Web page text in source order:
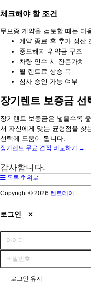
체크해야 할 조건
무보증 계약을 검토할 때는 다
계약 종료 후 추가 정산
중도해지 위약금 구조
차량 인수 시 잔존가치
월 렌트료 상승 폭
심사 승인 가능 여부
장기렌트 보증금 선
장기렌트 보증금은 넣을수록
서 자신에게 맞는 균형점을 찾
선택에 도움이 됩니다.
장기렌트 무료 견적 비교하기 →
감사합니다.
목록 위로
Copyright © 2026 렌트데이
로그인
로그인 유지